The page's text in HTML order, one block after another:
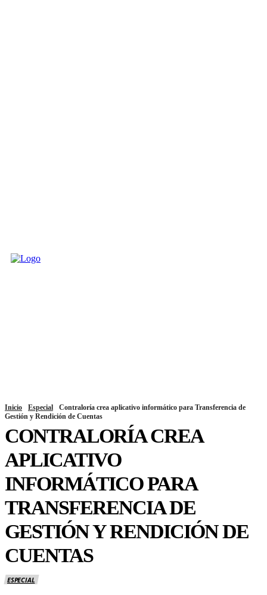
Inicio Especial
Contraloría crea aplicativo informático para Transferencia de
Gestión y Rendición de Cuentas
CONTRALORÍA CREA
APLICATIVO
INFORMÁTICO PARA
TRANSFERENCIA DE
GESTIÓN Y RENDICIÓN DE
CUENTAS
ESPECIAL